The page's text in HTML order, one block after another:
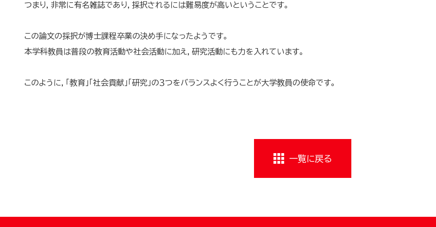
つまり，非常に有名雑誌であり，採択されるには難易度が高いということです。
この論文の採択が博士課程卒業の決め手になったようです。
本学科教員は普段の教育活動や社会活動に加え，研究活動にも力を入れています。
このように，「教育」「社会貢献」「研究」の３つをバランスよく行うことが大学教員の使命です。
一覧に戻る